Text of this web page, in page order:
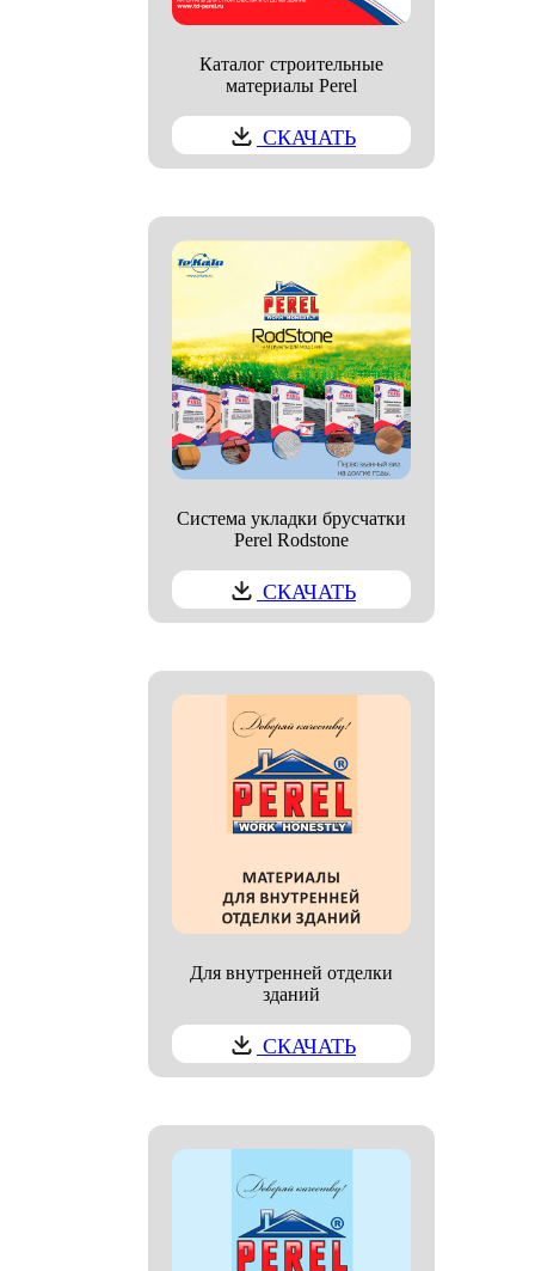
Каталог строительные
материалы Perel
СКАЧАТЬ
Система укладки брусчатки
Perel Rodstone
СКАЧАТЬ
Для внутренней отделки
зданий
СКАЧАТЬ